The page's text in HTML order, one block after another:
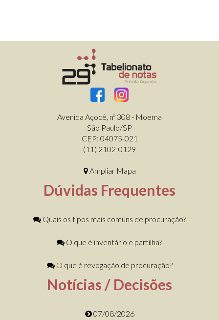
Avenida Açocê, nº 308 - Moema
São Paulo/SP
CEP: 04075-021
(11) 2102-0129
Ampliar Mapa
Dúvidas Frequentes
Quais os tipos mais comuns de procuração?
O que é inventário e partilha?
O que é revogação de procuração?
Notícias / Decisões
07/08/2026